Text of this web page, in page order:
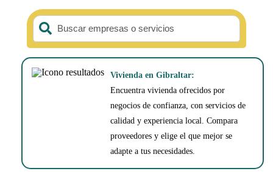
Buscar empresas o servicios
Vivienda en Gibraltar:
Encuentra vivienda ofrecidos por
negocios de confianza, con servicios de
calidad y experiencia local. Compara
proveedores y elige el que mejor se
adapte a tus necesidades.